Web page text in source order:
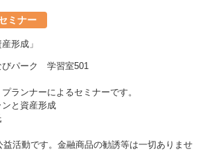
ミナー
形成」
びパーク 学習室501
ランナーによるセミナーです。
と資産形成
益活動です。金融商品の勧誘等は一切ありませ